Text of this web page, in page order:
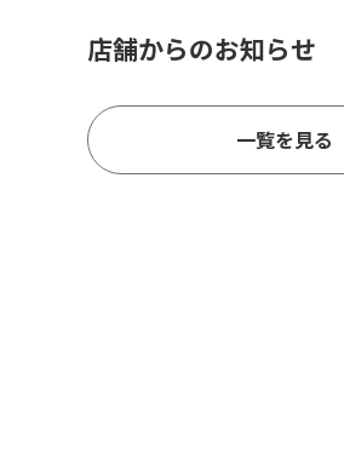
店舗からのお知らせ
一覧を見る